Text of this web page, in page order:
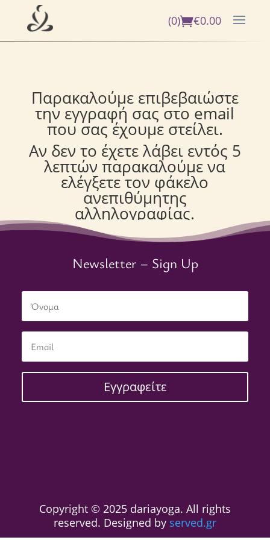
(0) €0.00
Παρακαλούμε επιβεβαιώστε
την εγγραφή σας στο email
που σας έχουμε στείλει.
Αν δεν το έχετε λάβει εντός 5
λεπτών παρακαλούμε να
ελέγξετε τον φάκελο
ανεπιθύμητης
αλληλογραφίας.
Newsletter – Sign Up
Εγγραφείτε
Copyright © 2025 dariayoga. All rights
reserved. Designed by served.gr